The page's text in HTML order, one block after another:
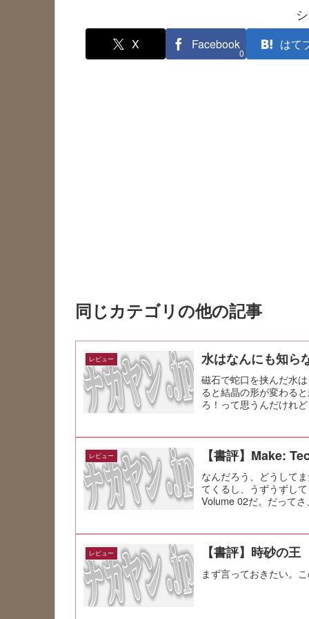
X Facebook
0
はて
同じカテゴリの他の記事
レビュー 水はなんにも知ら
磁石で蛇口を挟んだ水
ると結晶の形が変わる
ろ！って思うんだけれ
レビュー 【書評】Make:
なんだろう、どうして
てくるし、うずうずし
Volume 02だ。だって
レビュー 【書評】時砂の王
まず言っておきたい。